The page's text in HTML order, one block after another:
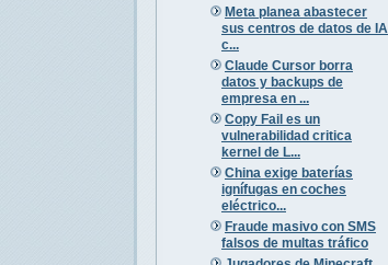
Meta planea abastecer
sus centros de datos de IA
c...
Claude Cursor borra
datos y backups de
empresa en ...
Copy Fail es un
vulnerabilidad critica
kernel de L...
China exige baterías
ignífugas en coches
eléctrico...
Fraude masivo con SMS
falsos de multas tráfico